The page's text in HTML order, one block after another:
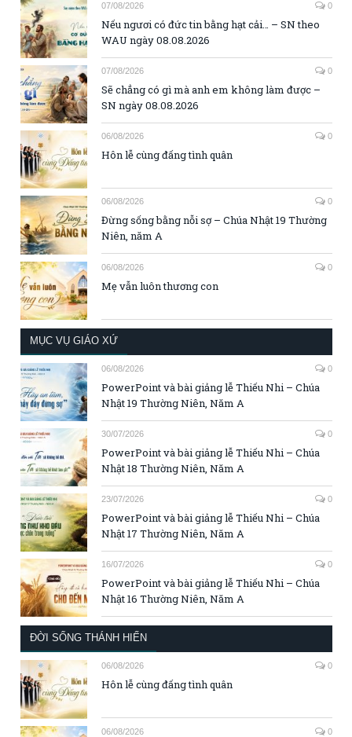
07/08/2026 0
Nếu ngươi có đức tin bằng hạt cải… – SN theo
WAU ngày 08.08.2026
07/08/2026 0
Sẽ chẳng có gì mà anh em không làm được –
SN ngày 08.08.2026
06/08/2026 0
Hôn lễ cùng đấng tình quân
06/08/2026 0
Đừng sống bằng nỗi sợ – Chúa Nhật 19 Thường
Niên, năm A
06/08/2026 0
Mẹ vẫn luôn thương con
MỤC VỤ GIÁO XỨ
06/08/2026 0
PowerPoint và bài giảng lễ Thiếu Nhi – Chúa
Nhật 19 Thường Niên, Năm A
30/07/2026 0
PowerPoint và bài giảng lễ Thiếu Nhi – Chúa
Nhật 18 Thường Niên, Năm A
23/07/2026 0
PowerPoint và bài giảng lễ Thiếu Nhi – Chúa
Nhật 17 Thường Niên, Năm A
16/07/2026 0
PowerPoint và bài giảng lễ Thiếu Nhi – Chúa
Nhật 16 Thường Niên, Năm A
ĐỜI SỐNG THÁNH HIẾN
06/08/2026 0
Hôn lễ cùng đấng tình quân
06/08/2026 0